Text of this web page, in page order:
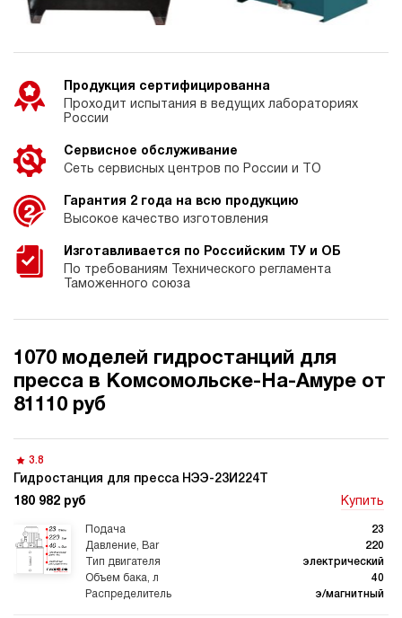
Продукция сертифицированна
Проходит испытания в ведущих лабораториях
России
Сервисное обслуживание
Сеть сервисных центров по России и ТО
Гарантия 2 года на всю продукцию
Высокое качество изготовления
Изготавливается по Российским ТУ и ОБ
По требованиям Технического регламента
Таможенного союза
1070 моделей гидростанций для
пресса в Комсомольске-На-Амуре от
81110 руб
Гидростанция для пресса НЭЭ-23И224Т
3.8
180 982 руб Купить
23
220
электрический
40
э/магнитный